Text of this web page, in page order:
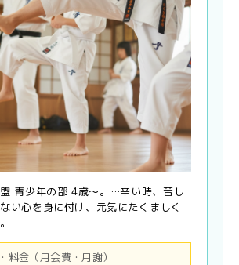
青少年の部 4歳〜。…辛い時、苦し
い心を身に付け、元気にたくましく
料金（月会費・月謝）